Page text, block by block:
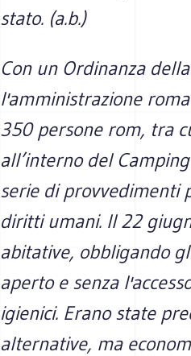
stato. (a.b.)
Con un Ordinanza
l'amministrazione
350 persone rom, tra
all’interno del
serie di provvedimenti
diritti umani. Il 22
abitative, obbligando
aperto e senza
igienici. Erano state
alternative, ma